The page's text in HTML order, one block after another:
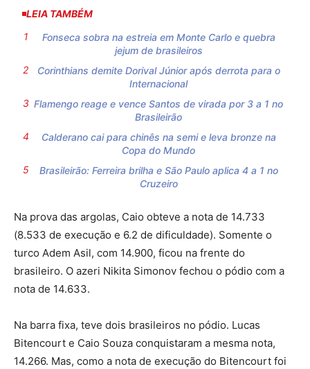
LEIA TAMBÉM
Fonseca sobra na estreia em Monte Carlo e quebra
jejum de brasileiros
Corinthians demite Dorival Júnior após derrota para o
Internacional
Flamengo reage e vence Santos de virada por 3 a 1 no
Brasileirão
Calderano cai para chinês na semi e leva bronze na
Copa do Mundo
Brasileirão: Ferreira brilha e São Paulo aplica 4 a 1 no
Cruzeiro
Na prova das argolas, Caio obteve a nota de 14.733
(8.533 de execução e 6.2 de dificuldade). Somente o
turco Adem Asil, com 14.900, ficou na frente do
brasileiro. O azeri Nikita Simonov fechou o pódio com a
nota de 14.633.
Na barra fixa, teve dois brasileiros no pódio. Lucas
Bitencourt e Caio Souza conquistaram a mesma nota,
14.266. Mas, como a nota de execução do Bitencourt foi